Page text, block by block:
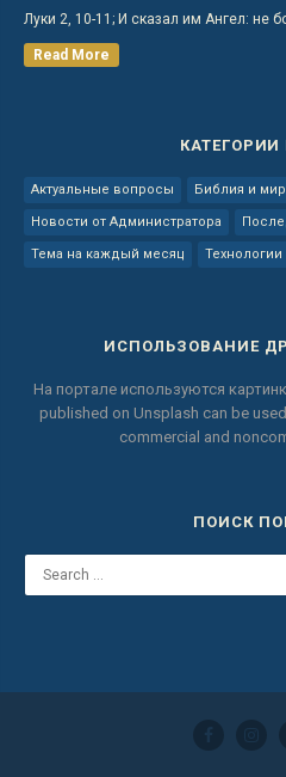
Луки 2, 10-11; И сказал им Ангел: не
Read More
КАТЕГОРИИ
Актуальные вопросы Библия и мир
Новости от Администратора
Тема на каждый месяц Технологии
ИСПОЛЬЗОВАНИЕ
На портале используются
published on Unsplash can be
commercial and
ПОИСК